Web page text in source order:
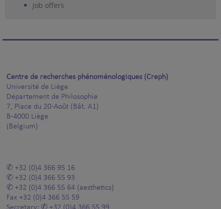
Job offers
Centre de recherches phénoménologiques (Creph)
Université de Liège
Département de Philosophie
7, Place du 20-Août (Bât. A1)
B-4000 Liège
(Belgium)
+32 (0)4 366 95 16
+32 (0)4 366 55 93
+32 (0)4 366 55 64 (aesthetics)
Fax +32 (0)4 366 55 59